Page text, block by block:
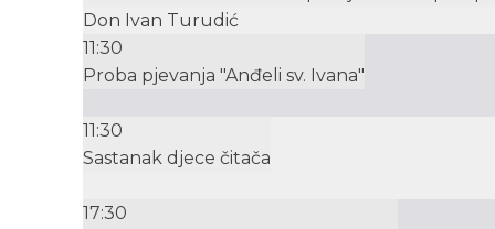
Don Ivan Turudić
11:30
Proba pjevanja "Anđeli sv. Ivana"
11:30
Sastanak djece čitača
17:30